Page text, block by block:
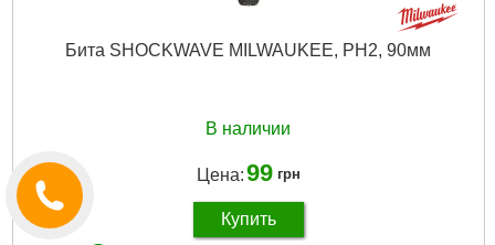
Бита SHOCKWAVE MILWAUKEE, PH2, 90мм
В наличии
Цена:99 грн
Купить